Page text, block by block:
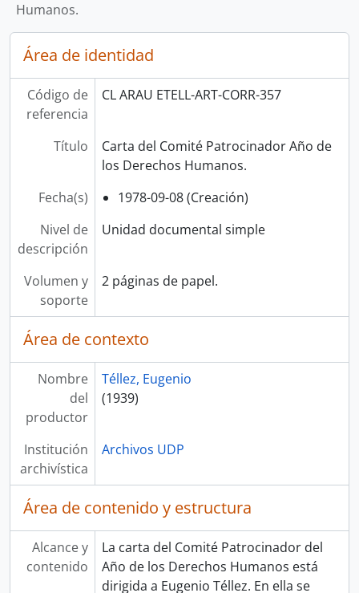
Humanos.
Área de identidad
Código de
referencia
CL ARAU ETELL-ART-CORR-357
Título
Carta del Comité Patrocinador Año de
los Derechos Humanos.
Fecha(s)
1978-09-08 (Creación)
Nivel de
descripción
Unidad documental simple
Volumen y
soporte
2 páginas de papel.
Área de contexto
Nombre
del
productor
Téllez, Eugenio
(1939)
Institución
archivística
Archivos UDP
Área de contenido y estructura
Alcance y
contenido
La carta del Comité Patrocinador del
Año de los Derechos Humanos está
dirigida a Eugenio Téllez. En ella se